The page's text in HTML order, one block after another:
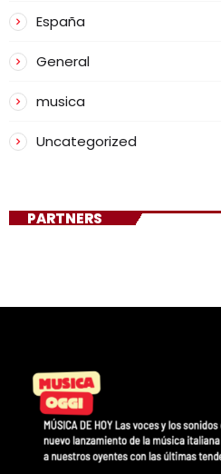
España
General
musica
Uncategorized
PARTNERS